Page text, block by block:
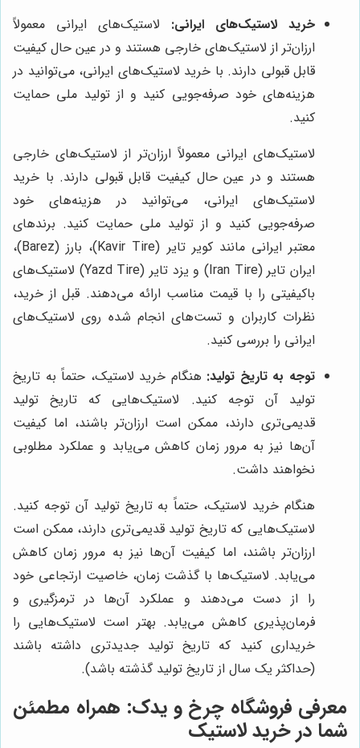
خرید لاستیک‌های ایرانی: لاستیک‌های ایرانی معمولاً
ارزان‌تر از لاستیک‌های خارجی هستند و در عین حال کیفیت
قابل قبولی دارند. با خرید لاستیک‌های ایرانی، می‌توانید در
هزینه‌های خود صرفه‌جویی کنید و از تولید ملی حمایت
کنید.
لاستیک‌های ایرانی معمولاً ارزان‌تر از لاستیک‌های خارجی
هستند و در عین حال کیفیت قابل قبولی دارند. با خرید
لاستیک‌های ایرانی، می‌توانید در هزینه‌های خود
صرفه‌جویی کنید و از تولید ملی حمایت کنید. برندهای
معتبر ایرانی مانند کویر تایر (Kavir Tire)، بارز (Barez)،
ایران تایر (Iran Tire) و یزد تایر (Yazd Tire) لاستیک‌های
باکیفیتی را با قیمت مناسب ارائه می‌دهند. قبل از خرید،
نظرات کاربران و تست‌های انجام شده روی لاستیک‌های
ایرانی را بررسی کنید.
توجه به تاریخ تولید: هنگام خرید لاستیک، حتماً به تاریخ
تولید آن توجه کنید. لاستیک‌هایی که تاریخ تولید
قدیمی‌تری دارند، ممکن است ارزان‌تر باشند، اما کیفیت
آن‌ها نیز به مرور زمان کاهش می‌یابد و عملکرد مطلوبی
نخواهند داشت.
هنگام خرید لاستیک، حتماً به تاریخ تولید آن توجه کنید.
لاستیک‌هایی که تاریخ تولید قدیمی‌تری دارند، ممکن است
ارزان‌تر باشند، اما کیفیت آن‌ها نیز به مرور زمان کاهش
می‌یابد. لاستیک‌ها با گذشت زمان، خاصیت ارتجاعی خود
را از دست می‌دهند و عملکرد آن‌ها در ترمزگیری و
فرمان‌پذیری کاهش می‌یابد. بهتر است لاستیک‌هایی را
خریداری کنید که تاریخ تولید جدیدتری داشته باشند
(حداکثر یک سال از تاریخ تولید گذشته باشد).
معرفی فروشگاه چرخ و یدک: همراه مطمئن
شما در خرید لاستیک